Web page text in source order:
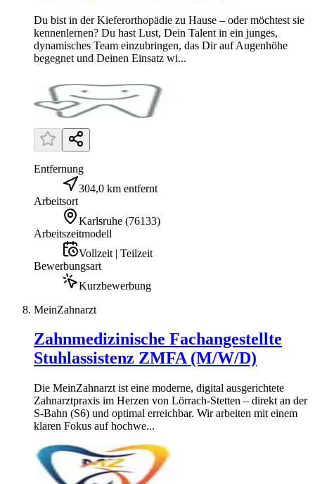
Du bist in der Kieferorthopädie zu Hause – oder möchtest sie
kennenlernen? Du hast Lust, Dein Talent in ein junges,
dynamisches Team einzubringen, das Dir auf Augenhöhe
begegnet und Deinen Einsatz wi...
Entfernung
304,0 km entfernt
Arbeitsort
Karlsruhe (76133)
Arbeitszeitmodell
Vollzeit | Teilzeit
Bewerbungsart
Kurzbewerbung
MeinZahnarzt
Zahnmedizinische Fachangestellte
Stuhlassistenz ZMFA (M/W/D)
Die MeinZahnarzt ist eine moderne, digital ausgerichtete
Zahnarztpraxis im Herzen von Lörrach-Stetten – direkt an der
S-Bahn (S6) und optimal erreichbar. Wir arbeiten mit einem
klaren Fokus auf hochwe...